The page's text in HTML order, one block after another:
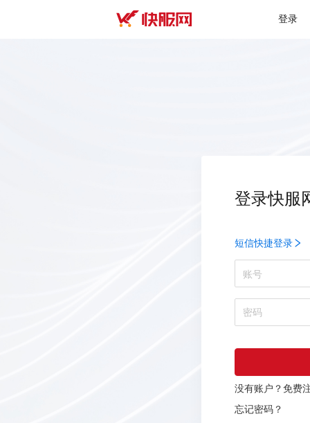
登录
登录快服
短信快捷登录
没有账户？免费
忘记密码？